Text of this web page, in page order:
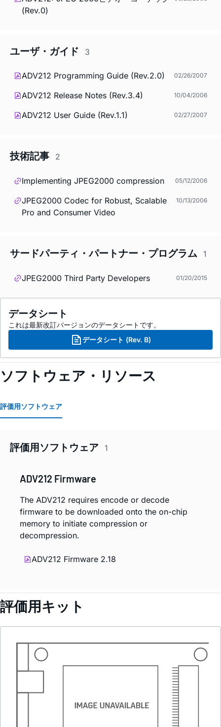
(Rev.0)
ユーザ・ガイド 3
ADV212 Programming Guide (Rev.2.0) 02/26/2007
ADV212 Release Notes (Rev.3.4) 10/04/2006
ADV212 User Guide (Rev.1.1) 02/27/2007
技術記事 2
Implementing JPEG2000 compression 05/12/2006
JPEG2000 Codec for Robust, Scalable
Pro and Consumer Video
10/13/2006
サードパーティ・パートナー・プログラム 1
JPEG2000 Third Party Developers 01/20/2015
データシート
これは最新改訂バージョンのデータシートです。
データシート (Rev. B)
ソフトウェア・リソース
評価用ソフトウェア
評価用ソフトウェア 1
ADV212 Firmware
The ADV212 requires encode or decode
firmware to be downloaded onto the on-chip
memory to initiate compression or
decompression.
ADV212 Firmware 2.18
評価用キット